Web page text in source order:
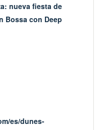
nueva fiesta de
Bossa con Deep
es/dunes-